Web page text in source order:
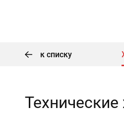
к списку
Технические